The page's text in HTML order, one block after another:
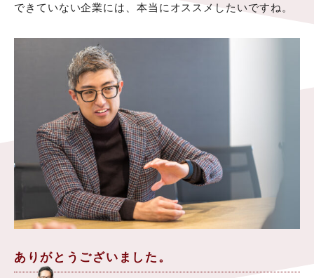
できていない企業には、本当にオススメしたいですね。
ありがとうございました。